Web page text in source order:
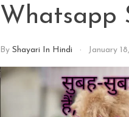
Whatsapp
By Shayari In Hindi January